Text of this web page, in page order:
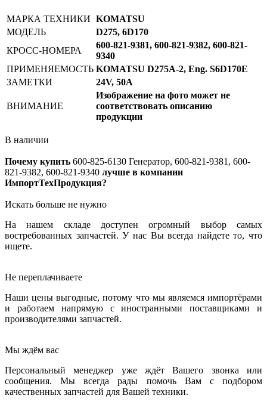
МАРКА ТЕХНИКИ KOMATSU
МОДЕЛЬ
D275, 6D170
КРОСС-НОМЕРА
600-821-9381, 600-821-9382, 600-821-
9340
ПРИМЕНЯЕМОСТЬ KOMATSU D275A-2, Eng. S6D170E
ЗАМЕТКИ
24V, 50A
ВНИМАНИЕ
Изображение на фото может не
соответствовать описанию
продукции
В наличии
Почему купить 600-825-6130 Генератор, 600-821-9381, 600-
821-9382, 600-821-9340 лучше в компании
ИмпортТехПродукция?
Искать больше не нужно
На нашем складе доступен огромный выбор самых
востребованных запчастей. У нас Вы всегда найдете то, что
ищете.
Не переплачиваете
Наши цены выгодные, потому что мы являемся импортёрами
и работаем напрямую с иностранными поставщиками и
производителями запчастей.
Мы ждём вас
Персональный менеджер уже ждёт Вашего звонка или
сообщения. Мы всегда рады помочь Вам с подбором
качественных запчастей для Вашей техники.